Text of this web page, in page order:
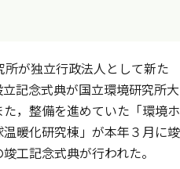
が独立行政法人として新た
記念式典が国立環境研究所大
，整備を進めていた「環境ホ
暖化研究棟」が本年３月に竣
工記念式典が行われた。